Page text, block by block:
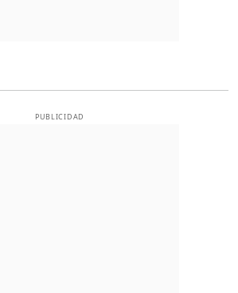
PUBLICIDAD